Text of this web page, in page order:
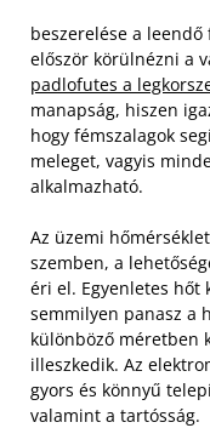
beszerelése a
először körülnézni a
padlofutes a
manapság, hiszen
hogy fémszalagok
meleget, vagyis
alkalmazható.
Az üzemi
szemben, a
éri el. Egyenletes hőt
semmilyen panasz a
különböző méretben
illeszkedik. Az
gyors és könnyű
valamint a tartósság.